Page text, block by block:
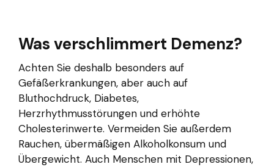
Was verschlimmert Demenz?
Achten Sie deshalb besonders auf
Gefäßerkrankungen, aber auch auf
Bluthochdruck, Diabetes,
Herzrhythmusstörungen und erhöhte
Cholesterinwerte. Vermeiden Sie außerdem
Rauchen, übermäßigen Alkoholkonsum und
Übergewicht. Auch Menschen mit Depressionen,